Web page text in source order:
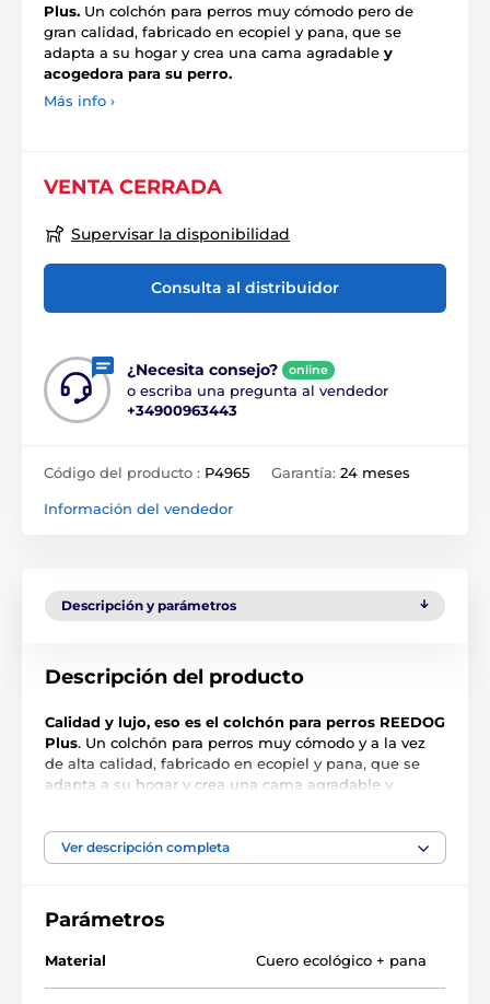
Plus. Un colchón para perros muy cómodo pero de
gran calidad, fabricado en ecopiel y pana, que se
adapta a su hogar y crea una cama agradable y
acogedora para su perro.
Más info ›
VENTA CERRADA
Supervisar la disponibilidad
Consulta al distribuidor
¿Necesita consejo? online
o escriba una pregunta al vendedor
+34900963443
Código del producto : P4965 Garantía: 24 meses
Información del vendedor
Descripción y parámetros
Descripción del producto
Calidad y lujo, eso es el colchón para perros REEDOG
Plus. Un colchón para perros muy cómodo y a la vez
de alta calidad, fabricado en ecopiel y pana, que se
adapta a su hogar y crea una cama agradable y
demasiado la cama. Además, el tejido del que está
hecho el colchón también resistirá los arañazos de su
que es fácil de mantener y se puede lavar en la
lavadora.
Ver descripción completa
Parámetros
Material Cuero ecológico + pana